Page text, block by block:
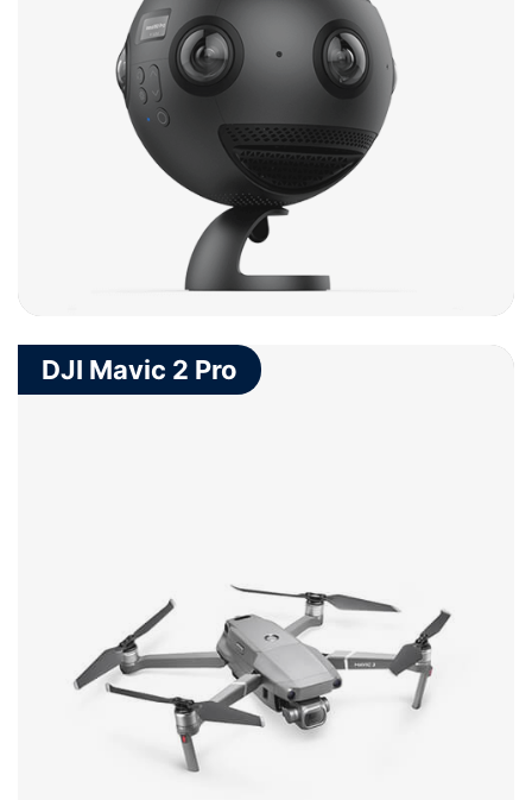
Service
DJI Mavic 2 Pro